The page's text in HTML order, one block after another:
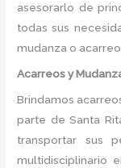
asesorarlo de
todas sus
mudanza o
Acarreos y
Brindamos
parte de Santa
transportar sus
multidisciplinario